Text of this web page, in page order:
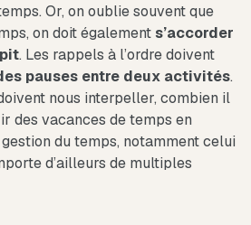
Or, on oublie souvent que
on doit égalements’accorder
. Les rappels à l’ordre doivent
pauses entre deux activités.
nous interpeller, combien il
des vacances de temps en
du temps, notamment celui
d’ailleurs de multiples